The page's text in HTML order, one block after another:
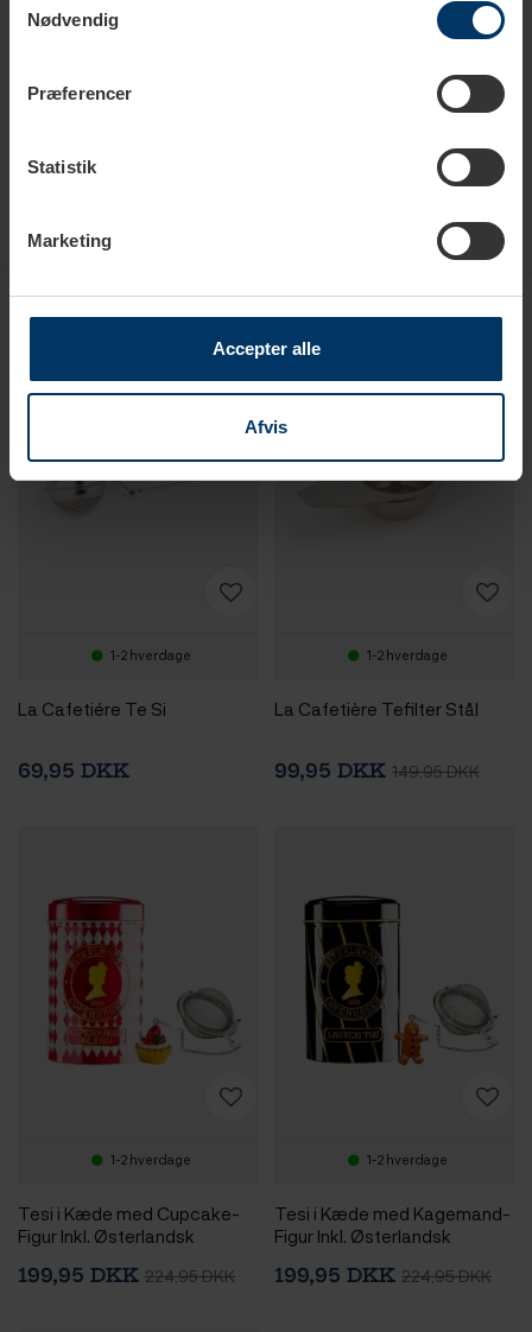
Nødvendig
Præferencer
Statistik
Marketing
Accepter alle
Afvis
Produkter i samme kategori
1-2 hverdage
La Cafetiére Te Si
69,95 DKK
1-2 hverdage
La Cafetière Tefilter Stål
99,95 DKK 149,95 DKK
1-2 hverdage
Tesi i Kæde med Cupcake-
Figur Inkl. Østerlandsk
125g
199,95 DKK 224,95 DKK
1-2 hverdage
Tesi i Kæde med Kagemand-
Figur Inkl. Østerlandsk
199,95 DKK 224,95 DKK